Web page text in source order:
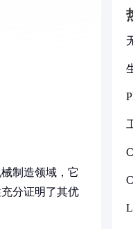
制造领域，它
分证明了其优